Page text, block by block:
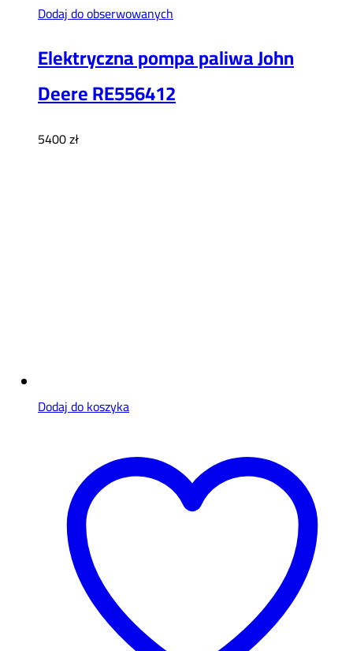
Dodaj do obserwowanych
Elektryczna pompa paliwa John
Deere RE556412
5400zł
Dodaj do koszyka